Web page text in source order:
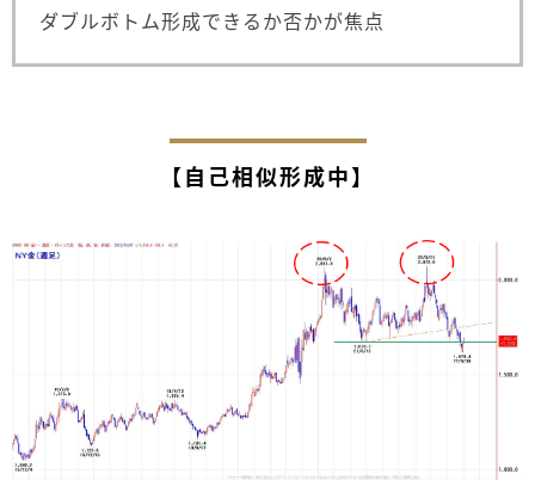
ダブルボトム形成できるか否かが焦点
【自己相似形成中】